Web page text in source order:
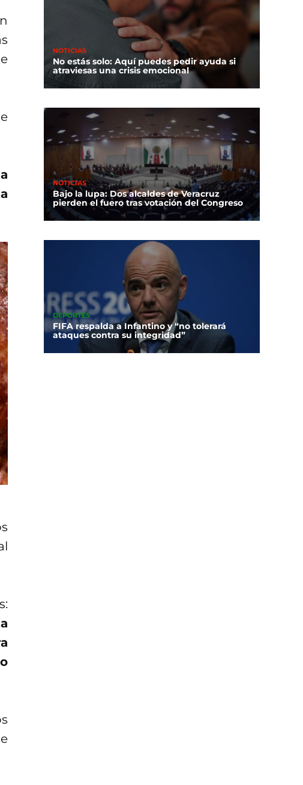
NOTICIAS
No estás solo: Aquí puedes pedir ayuda si
atraviesas una crisis emocional
NOTICIAS
Bajo la lupa: Dos alcaldes de Veracruz
pierden el fuero tras votación del Congreso
DEPORTES
FIFA respalda a Infantino y “no tolerará
ataques contra su integridad”